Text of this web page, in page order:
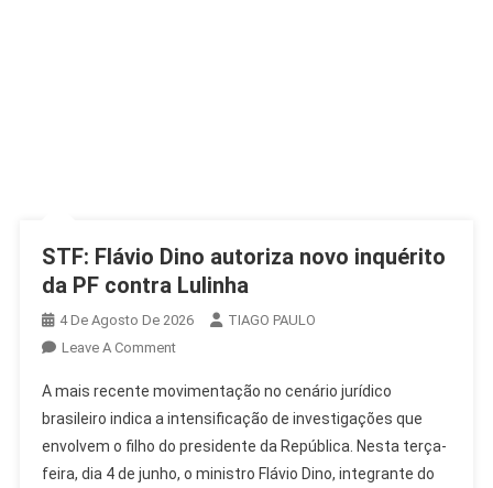
STF: Flávio Dino autoriza novo inquérito
da PF contra Lulinha
4 De Agosto De 2026
TIAGO PAULO
Leave A CommentOn
Flávio
Dino
Autoriza
Novo
A mais recente movimentação no cenário jurídico
brasileiro indica a intensificação de investigações que
envolvem o filho do presidente da República. Nesta terça-
feira, dia 4 de junho, o ministro Flávio Dino, integrante do